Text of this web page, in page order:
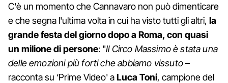
C'è un momento che Cannavaro non può dimenticare
e che segna l'ultima volta in cui ha visto tutti gli altri, la
grande festa del giorno dopo a Roma, con quasi
un milione di persone: "Il Circo Massimo è stata una
delle emozioni più forti che abbiamo vissuto–
racconta su ‘Prime Video' aLuca Toni, campione del